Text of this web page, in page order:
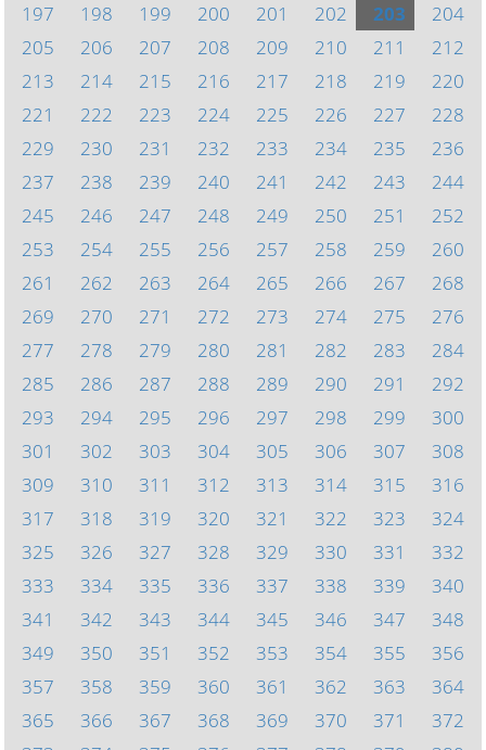
197
198 199 200 201 202 203
204
205
206 207 208 209 210 211
212
213
214 215 216 217 218 219
220
221
222 223 224 225 226 227
228
229
230 231 232 233 234 235
236
237
238 239 240 241 242 243
244
245
246 247 248 249 250 251
252
253
254 255 256 257 258 259
260
261
262 263 264 265 266 267
268
269
270 271 272 273 274 275
276
277
278 279 280 281 282 283
284
285
286 287 288 289 290 291
292
293
294 295 296 297 298 299
300
301
302 303 304 305 306 307
308
309
310 311 312 313 314 315
316
317
318 319 320 321 322 323
324
325
326 327 328 329 330 331
332
333
334 335 336 337 338 339
340
341
342 343 344 345 346 347
348
349
350 351 352 353 354 355
356
357
358 359 360 361 362 363
364
365
366 367 368 369 370 371
372